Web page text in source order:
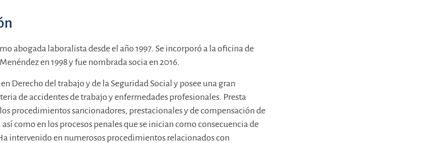
abogada laboralista desde el año 1997. Se incorporó a la oficina de
en 1998 y fue nombrada socia en 2016.
Derecho del trabajo y de la Seguridad Social y posee una gran
de accidentes de trabajo y enfermedades profesionales. Presta
procedimientos sancionadores, prestacionales y de compensación de
como en los procesos penales que se inician como consecuencia de
intervenido en numerosos procedimientos relacionados con